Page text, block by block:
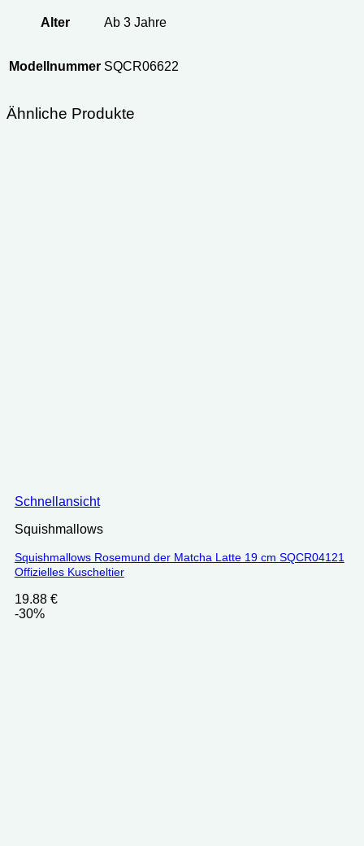
Alter Ab 3 Jahre
Modellnummer ‎SQCR06622
Ähnliche Produkte
Schnellansicht
Squishmallows
Squishmallows Rosemund der Matcha Latte 19 cm SQCR04121
Offizielles Kuscheltier
19.88 €
-30%